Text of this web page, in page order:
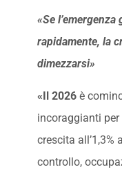
«Se
rapidamente, la
dimezzarsi»
«Il 2026 è
incoraggianti per
crescita
controllo,